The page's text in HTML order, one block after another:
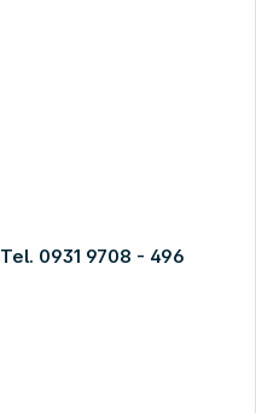
Tel. 0931 9708 - 496